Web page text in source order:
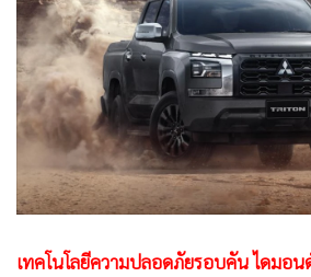
เทคโนโลยีความปลอดภัยรอบคัน ไดมอ